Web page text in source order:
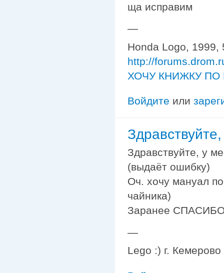
ща исправим
—
Honda Logo, 1999,
http://
ХОЧУ КНИЖКУ ПО
Войдите или
Здравствуйте, у
(выдаёт ошибку)
Оч. хочу мануал
чайника)
Заранее
—
Lego :) г.